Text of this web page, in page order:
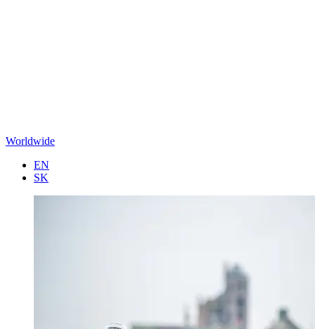
Worldwide
EN
SK